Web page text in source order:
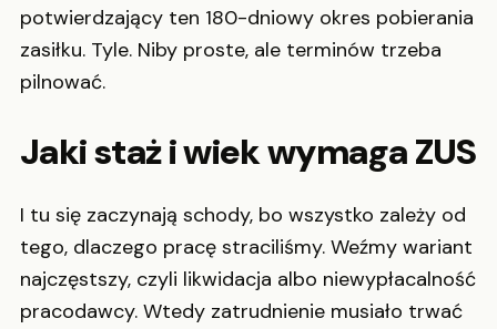
potwierdzający ten 180-dniowy okres pobierania
zasiłku. Tyle. Niby proste, ale terminów trzeba
pilnować.
Jaki staż i wiek wymaga ZUS
I tu się zaczynają schody, bo wszystko zależy od
tego, dlaczego pracę straciliśmy. Weźmy wariant
najczęstszy, czyli likwidacja albo niewypłacalność
pracodawcy. Wtedy zatrudnienie musiało trwać